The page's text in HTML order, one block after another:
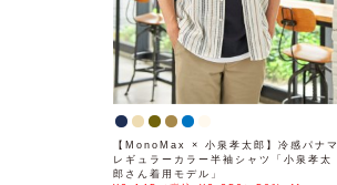
【MonoMax × 小泉孝太郎】冷感パナマ
レギュラーカラー半袖シャツ「小泉孝太
郎さん着用モデル」